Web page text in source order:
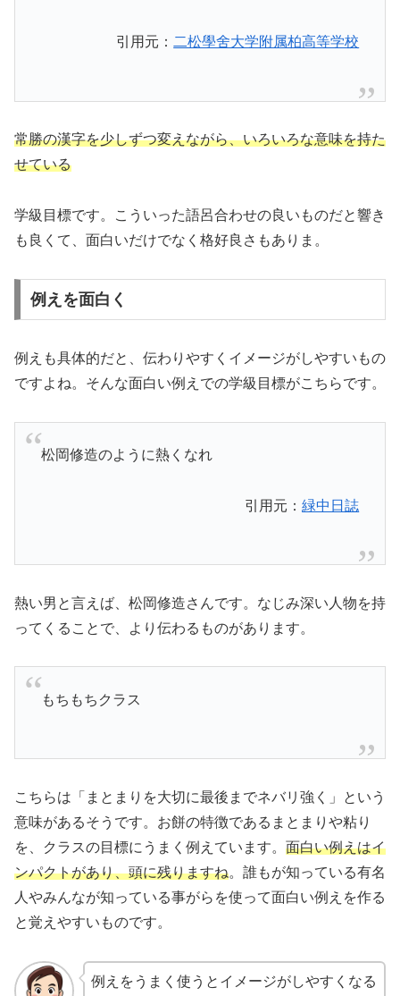
引用元： 二松學舍大学附属柏高等学校
常勝の漢字を少しずつ変えながら、いろいろな意味を持た
せている
学級目標です。こういった語呂合わせの良いものだと響き
も良くて、面白いだけでなく格好良さもありま。
例えを面白く
例えも具体的だと、伝わりやすくイメージがしやすいもの
ですよね。そんな面白い例えでの学級目標がこちらです。
松岡修造のように熱くなれ
引用元：緑中日誌
熱い男と言えば、松岡修造さんです。なじみ深い人物を持
ってくることで、より伝わるものがあります。
もちもちクラス
こちらは「まとまりを大切に最後までネバリ強く」という
意味があるそうです。お餅の特徴であるまとまりや粘り
を、クラスの目標にうまく例えています。 面白い例えはイ
ンパクトがあり、頭に残りますね。誰もが知っている有名
人やみんなが知っている事がらを使って面白い例えを作る
と覚えやすいものです。
例えをうまく使うとイメージがしやすくなる